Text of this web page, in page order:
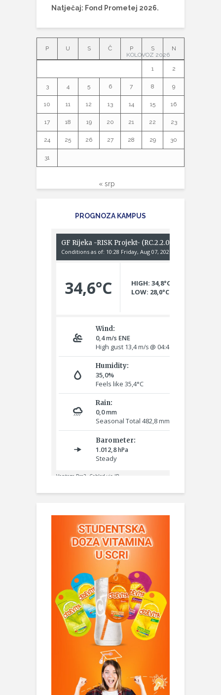
Natječaj: Fond Prometej 2026.
KOLOVOZ 2026
P U S Č P S N
1 2
3 4 5 6 7 8 9
10 11 12 13 14 15 16
17 18 19 20 21 22 23
24 25 26 27 28 29 30
31
« srp
PROGNOZA KAMPUS